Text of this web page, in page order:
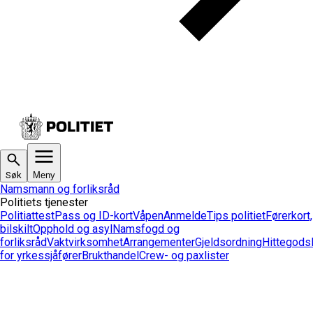
Søk Meny
Namsmann og forliksråd
Politiets tjenester
PolitiattestPass og ID-kortVåpenAnmeldeTips politiet
bilskiltOpphold og asylNamsfogd og
forliksrådVaktvirksomhetArrangementerGjeldsordningHittegods
for yrkessjåførerBrukthandelCrew- og paxlister